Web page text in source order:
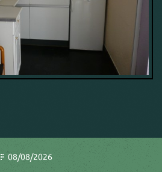
08/08/2026